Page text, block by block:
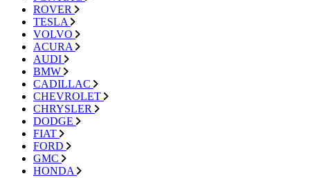
ROVER
TESLA
VOLVO
ACURA
AUDI
BMW
CADILLAC
CHEVROLET
CHRYSLER
DODGE
FIAT
FORD
GMC
HONDA